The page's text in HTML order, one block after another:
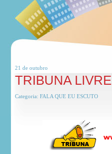
21 de outubro
TRIBUNA LIVRE
Categoria: FALA QUE EU ESCUTO